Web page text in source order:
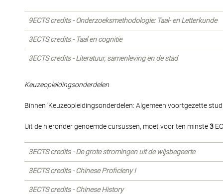
9ECTS credits - Onderzoeksmethodologie: Taal- en Letterkunde
3ECTS credits - Taal en cognitie
3ECTS credits - Literatuur, samenleving en de stad
Keuzeopleidingsonderdelen
Binnen 'Keuzeopleidingsonderdelen: Algemeen voortgezette
Uit de hieronder genoemde cursussen, moet voor ten minste3
3ECTS credits - De grote stromingen uit de wijsbegeerte
3ECTS credits - Chinese Proficieny I
3ECTS credits - Chinese History